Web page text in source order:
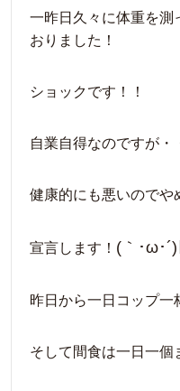
一昨日久々に体重を測
おりました！
ショックです！！
自業自得なのですが・
健康的にも悪いのでや
宣言します！ (｀･ω･´)
昨日から一日コップ一
そして間食は一日一個